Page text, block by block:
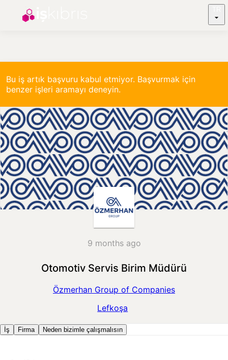
Bu iş artık başvuru kabul etmiyor. Başvurmak için
benzer işleri aramayı deneyin.
9 months ago
Otomotiv Servis Birim Müdürü
Özmerhan Group of Companies
Lefkoşa
İş Firma Neden bizimle çalışmalısın